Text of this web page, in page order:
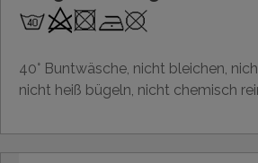
40° Buntwäsche, nicht bleichen,
nicht heiß bügeln, nicht chemisch